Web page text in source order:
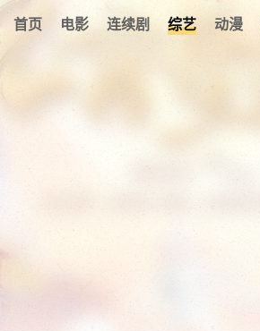
首页 电影 连续剧 综艺 动漫
暂无观看影片的记录